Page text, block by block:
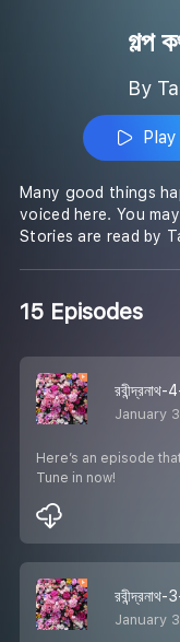
গল্প
By
Play
Many good things
voiced here. You
Stories are read by
15 Episodes
January
Here’s an episode
Tune in now!
January